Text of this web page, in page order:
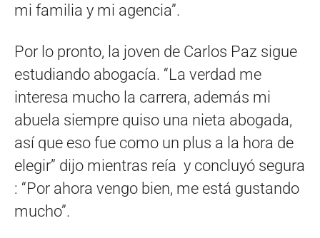
mi familia y mi agencia”.
Por lo pronto, la joven de Carlos Paz sigue
estudiando abogacía. “La verdad me
interesa mucho la carrera, además mi
abuela siempre quiso una nieta abogada,
así que eso fue como un plus a la hora de
elegir” dijo mientras reía y concluyó segura
: “Por ahora vengo bien, me está gustando
mucho”.